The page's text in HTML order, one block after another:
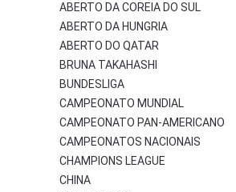
ABERTO DA COREIA DO SUL
ABERTO DA HUNGRIA
ABERTO DO QATAR
BRUNA TAKAHASHI
BUNDESLIGA
CAMPEONATO MUNDIAL
CAMPEONATO PAN-AMERICANO
CAMPEONATOS NACIONAIS
CHAMPIONS LEAGUE
CHINA